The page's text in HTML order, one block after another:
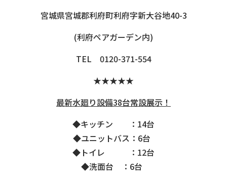
宮城県宮城郡利府町利府字新大谷地40-3
(利府ペアガーデン内)
TEL 0120-371-554
★★★★★
最新水廻り設備38台常設展示！
◆キッチン ：14台
◆ユニットバス：6台
◆トイレ ：12台
◆洗面台 ：6台